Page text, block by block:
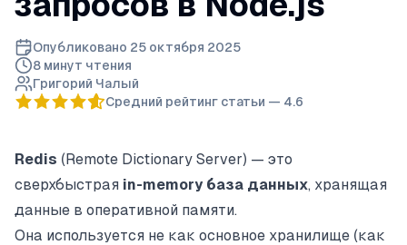
Опубликовано 25 октября 2025
8 минут чтения
Григорий Чалый
Средний рейтинг статьи — 4.6
Redis (Remote Dictionary Server) — это
сверхбыстрая in-memory база данных, хранящая
данные в оперативной памяти.
Она используется не как основное хранилище (как